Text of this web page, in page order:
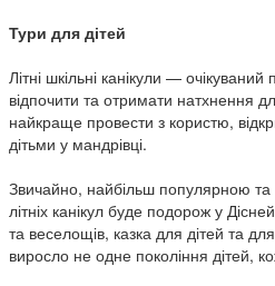
Тури для дітей
Літні шкільні канікули —
відпочити та отримати натхнення
найкраще провести з користю,
дітьми у мандрівці.
Звичайно, найбільш популярною
літніх канікул буде подорож у
та веселощів, казка для дітей та
виросло не одне покоління дітей,